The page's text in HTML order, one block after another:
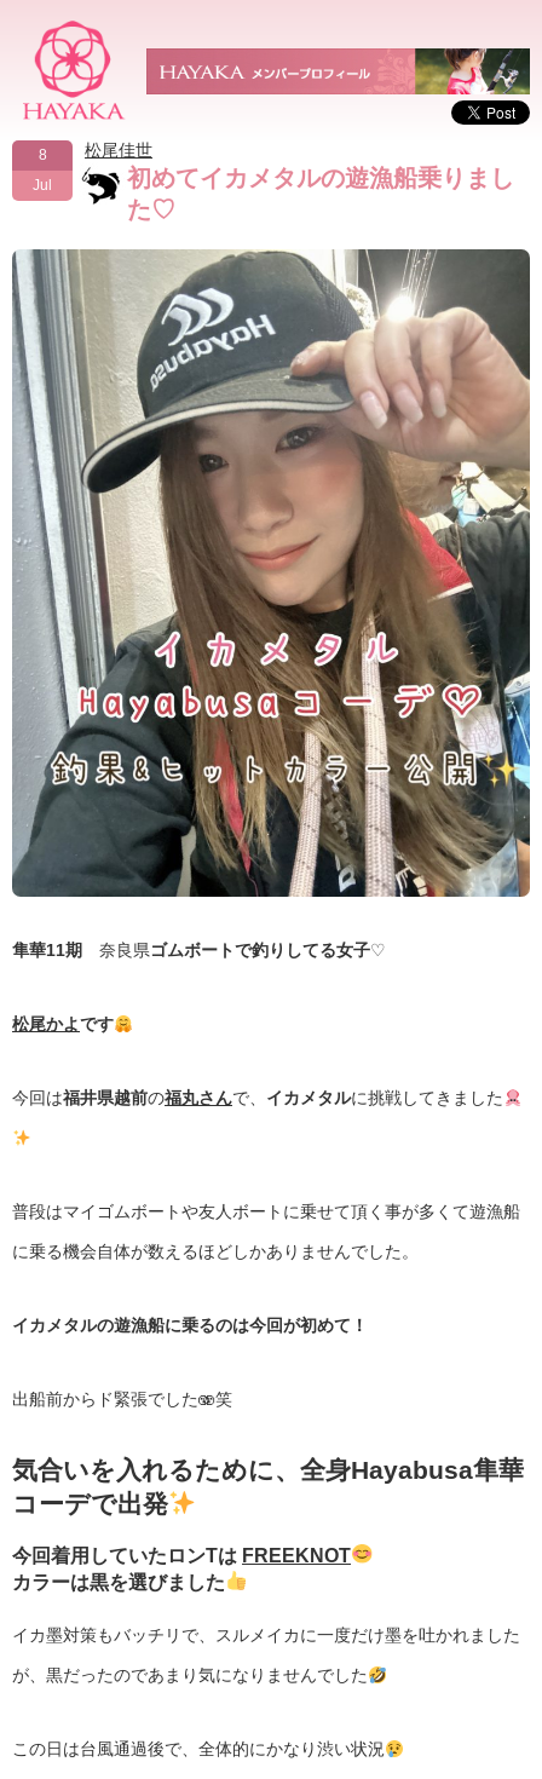
8
Jul
松尾佳世
初めてイカメタルの遊漁船乗りまし
た♡
隼華11期 奈良県ゴムボートで釣りしてる女子♡
松尾かよです
今回は福井県越前の福丸さんで、 イカメタルに挑戦してきました
普段はマイゴムボートや友人ボートに乗せて頂く事が多くて遊漁船
に乗る機会自体が数えるほどしかありませんでした。
イカメタルの遊漁船に乗るのは今回が初めて！
出船前からド緊張でした🫨笑
気合いを入れるために、全身Hayabusa隼華
コーデで出発
今回着用していたロンTは FREEKNOT
カラーは黒を選びました
イカ墨対策もバッチリで、スルメイカに一度だけ墨を吐かれました
が、黒だったのであまり気になりませんでした
この日は台風通過後で、全体的にかなり渋い状況